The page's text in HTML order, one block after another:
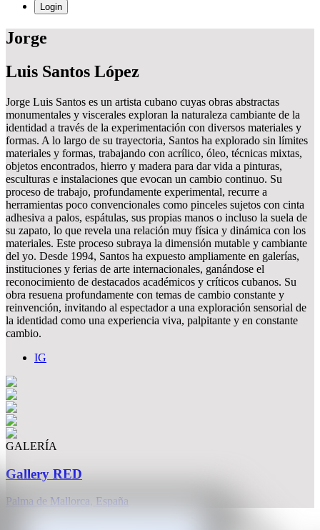
Login
Jorge
Luis Santos López
Jorge Luis Santos es un artista cubano cuyas obras abstractas
monumentales y viscerales exploran la naturaleza cambiante de la
identidad a través de la experimentación con diversos materiales y
formas. A lo largo de su trayectoria, Santos ha explorado sin límites
materiales y formas, trabajando con acrílico, óleo, técnicas mixtas,
objetos encontrados, hierro y madera para dar vida a pinturas,
esculturas e instalaciones que evocan un cambio continuo. Su
proceso de trabajo, profundamente experimental, recurre a
herramientas poco convencionales como pinceles sujetos con cinta
adhesiva a palos, espátulas, sus propias manos o incluso la suela de
su zapato, lo que revela una relación muy física y dinámica con los
materiales. Este proceso subraya la dimensión mutable y cambiante
del yo. Desde 1994, Santos ha expuesto ampliamente en galerías,
instituciones y ferias de arte internacionales, ganándose el
reconocimiento de destacados académicos y críticos cubanos. Su
obra resuena profundamente con temas de cambio constante y
reinvención, invitando al espectador a una exploración sensorial de
la identidad como una experiencia viva, palpitante y en constante
cambio.
IG
GALERÍA
Gallery RED
Palma de Mallorca, España